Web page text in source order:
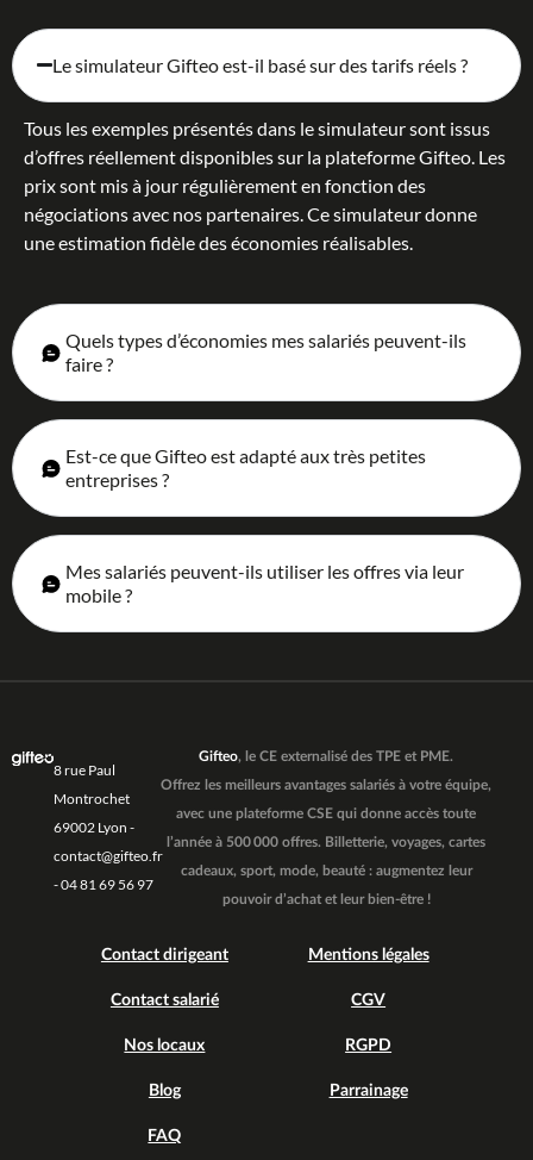
Le simulateur Gifteo est-il basé sur des tarifs réels ?
Tous les exemples présentés dans le simulateur sont issus
d’offres réellement disponibles sur la plateforme Gifteo. Les
prix sont mis à jour régulièrement en fonction des
négociations avec nos partenaires. Ce simulateur donne
une estimation fidèle des économies réalisables.
Quels types d’économies mes salariés peuvent-ils
faire ?
Est-ce que Gifteo est adapté aux très petites
entreprises ?
Mes salariés peuvent-ils utiliser les offres via leur
mobile ?
8 rue Paul
Montrochet
69002 Lyon -
contact@gifteo.fr
- 04 81 69 56 97
Gifteo, le CE externalisé des TPE et PME.
Offrez les meilleurs avantages salariés à votre équipe,
avec une plateforme CSE qui donne accès toute
l’année à 500 000 offres. Billetterie, voyages, cartes
cadeaux, sport, mode, beauté : augmentez leur
pouvoir d’achat et leur bien-être !
Contact dirigeant
Contact salarié
Nos locaux
Blog
FAQ
Mentions légales
CGV
RGPD
Parrainage